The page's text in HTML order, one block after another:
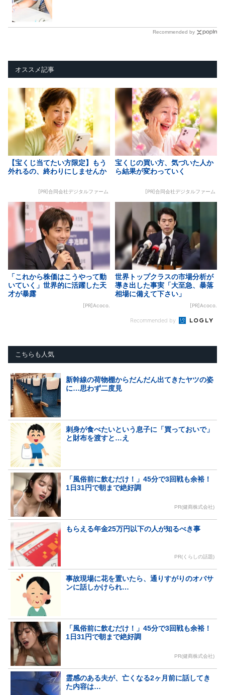
Recommended by
オススメ記事
【宝くじ当てたい方限定】もう
外れるの、終わりにしませんか
[PR]合同会社デジタルファーム
宝くじの買い方、気づいた人か
ら結果が変わっていく
[PR]合同会社デジタルファーム
「これから株価はこうやって動
いていく」世界的に活躍した天
才が暴露
[PR]Acoco.
世界トップクラスの市場分析が
導き出した事実「大至急、暴落
相場に備えて下さい」
[PR]Acoco.
Recommended by
こちらも人気
新幹線の荷物棚からだんだん出てきたヤツの姿
に…思わず二度見
刺身が食べたいという息子に「買っておいで」
と財布を渡すと…え
「風俗前に飲むだけ！」45分で3回戦も余裕！
1日31円で朝まで絶好調
PR(健商株式会社)
もらえる年金25万円以下の人が知るべき事
PR(くらしの話題)
事故現場に花を置いたら、通りすがりのオバサ
ンに話しかけられ…
「風俗前に飲むだけ！」45分で3回戦も余裕！
1日31円で朝まで絶好調
PR(健商株式会社)
霊感のある夫が、亡くなる2ヶ月前に話してき
た内容は…